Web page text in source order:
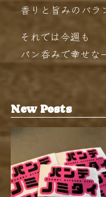
香りと旨みのバラ
それでは今週も
パン呑みで幸せな
New Posts